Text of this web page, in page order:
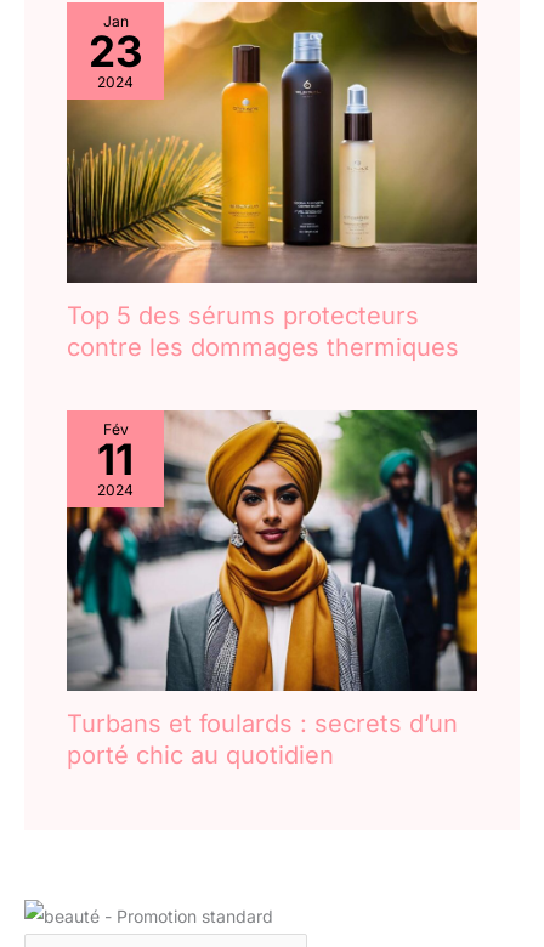
Jan
23
2024
Top 5 des sérums protecteurs
contre les dommages thermiques
Fév
11
2024
Turbans et foulards : secrets d’un
porté chic au quotidien